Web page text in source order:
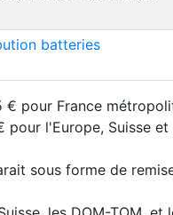
batteries
pour France
l'Europe, Suisse et
sous forme de